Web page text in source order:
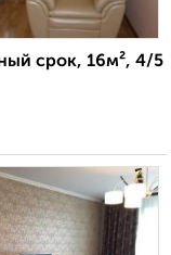
срок, 16м², 4/5